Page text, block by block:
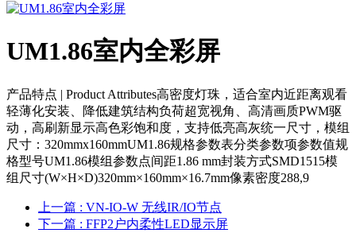
UM1.86室内全彩屏
产品特点 | Product Attributes高密度灯珠，适合室内近距离观看
轻薄化安装、降低建筑结构负荷超宽视角、高清画质PWM驱
动，高刷新显示高色彩饱和度，支持低亮高灰统一尺寸，模组
尺寸：320mmx160mmUM1.86规格参数表分类参数项参数值规
格型号UM1.86模组参数点间距1.86 mm封装方式SMD1515模
组尺寸(W×H×D)320mm×160mm×16.7mm像素密度288,9
上一篇 : VN-IO-W 无线IR/IO节点
下一篇 : FFP2户内柔性LED显示屏